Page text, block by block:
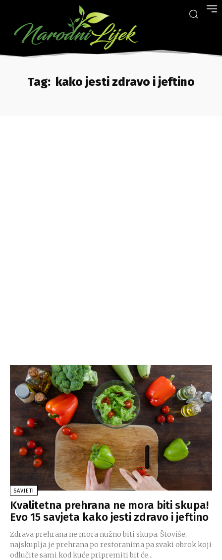
Tag: kako jesti zdravo i jeftino
SAVJETI
Kvalitetna prehrana ne mora biti skupa!
Evo 15 savjeta kako jesti zdravo i jeftino
Zdrava prehrana ne mora nužno biti skupa. Štoviše,
najskuplja je prehrana po restoranima pa svaki obrok koji
odlučite sami kod kuće pripremiti bit će...